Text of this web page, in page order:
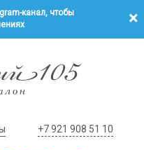
канал, чтобы
+7 921 908 51 10